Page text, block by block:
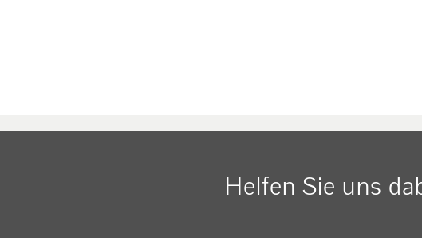
Helfen Sie uns